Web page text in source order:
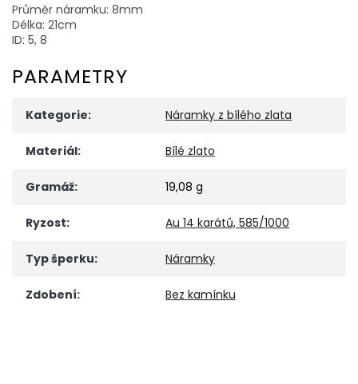
Průměr náramku: 8mm
Délka: 21cm
ID: 5, 8
PARAMETRY
Kategorie: Náramky z bílého zlata
Materiál: Bílé zlato
Gramáž: 19,08 g
Ryzost: Au 14 karátů, 585/1000
Typ šperku: Náramky
Zdobení: Bez kamínku